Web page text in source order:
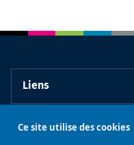
Ce site utilise des cookies
Liens
Contact